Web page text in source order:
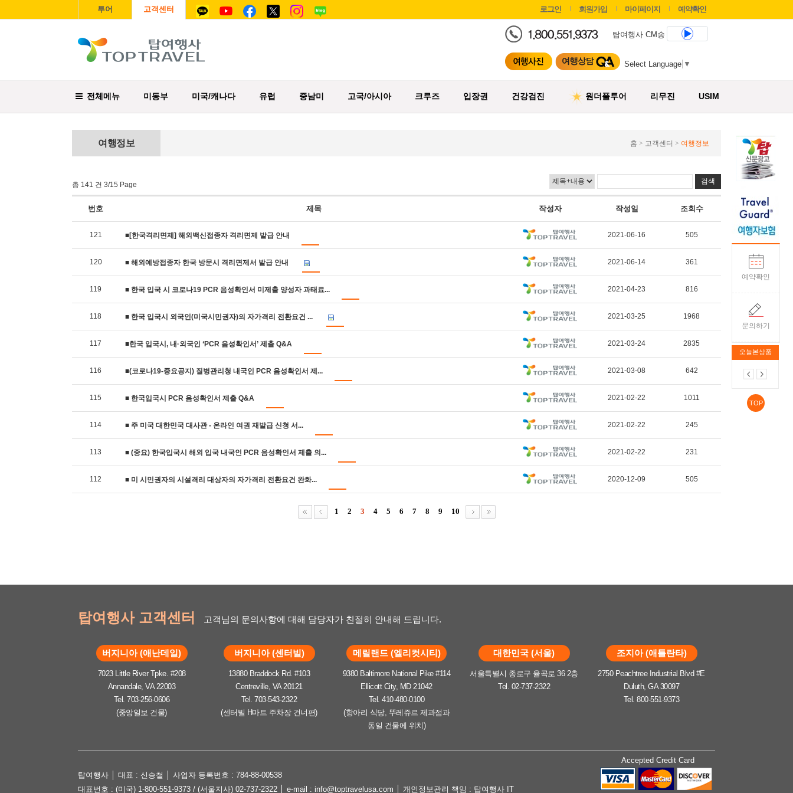
예약확인
문의하기
오늘본상품
TOP
투어 고객센터 로그인 회원가입 마이페이지 예약확인
탑여행사 CM송
Select Language ▼
전체메뉴 미동부 미국/캐나다 유럽 중남미 고국/아시아 크루즈 입장권 건강검진 원더풀투어 리무진 USIM
홈 > 고객센터 > 여행정보
여행정보
총 141 건 3/15 Page
번호 제목 작성자 작성일 조회수
121 ■[한국격리면제] 해외백신접종자 격리면제 발급 안내 2021-06-16 505
120 ■ 해외예방접종자 한국 방문시 격리면제서 발급 안내 2021-06-14 361
119 ■ 한국 입국 시 코로나19 PCR 음성확인서 미제출 양성자 과태료... 2021-04-23 816
118 ■ 한국 입국시 외국인(미국시민권자)의 자가격리 전환요건 ... 2021-03-25 1968
117 ■한국 입국시, 내·외국인 ‘PCR 음성확인서’ 제출 Q&A 2021-03-24 2835
116 ■(코로나19-중요공지) 질병관리청 내국인 PCR 음성확인서 제... 2021-03-08 642
115 ■ 한국입국시 PCR 음성확인서 제출 Q&A 2021-02-22 1011
114 ■ 주 미국 대한민국 대사관 - 온라인 여권 재발급 신청 서... 2021-02-22 245
113 ■ (중요) 한국입국시 해외 입국 내국인 PCR 음성확인서 제출 의... 2021-02-22 231
112 ■ 미 시민권자의 시설격리 대상자의 자가격리 전환요건 완화... 2020-12-09 505
1 2 3 4 5 6 7 8 9 10
탑여행사 고객센터 고객님의 문의사항에 대해 담당자가 친절히 안내해 드립니다.
버지니아 (애난데일)
7023 Little River Tpke. #208
Annandale, VA 22003
Tel. 703-256-0606
(중앙일보 건물)
버지니아 (센터빌)
13880 Braddock Rd. #103
Centreville, VA 20121
Tel. 703-543-2322
(센터빌 H마트 주차장 건너편)
메릴랜드 (엘리컷시티)
9380 Baltimore National Pike #114
Ellicott City, MD 21042
Tel. 410-480-0100
(항아리 식당, 뚜레쥬르 제과점과
동일 건물에 위치)
대한민국 (서울)
서울특별시 종로구 율곡로 36 2층
Tel. 02-737-2322
조지아 (애틀란타)
2750 Peachtree Industrial Blvd #E
Duluth, GA 30097
Tel. 800-551-9373
Accepted Credit Card
탑여행사 │ 대표 : 신승철 │ 사업자 등록번호 : 784-88-00538
대표번호 : (미국) 1-800-551-9373 / (서울지사) 02-737-2322 │ e-mail : info@toptravelusa.com │ 개인정보관리 책임 : 탑여행사 IT